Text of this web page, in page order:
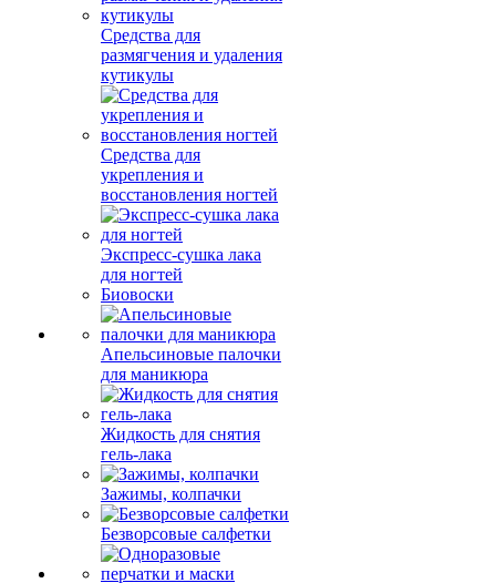
Средства для
размягчения и удаления
кутикулы
Средства для
укрепления и
восстановления ногтей
Экспресс-сушка лака
для ногтей
Биовоски
Апельсиновые палочки
для маникюра
Жидкость для снятия
гель-лака
Зажимы, колпачки
Безворсовые салфетки